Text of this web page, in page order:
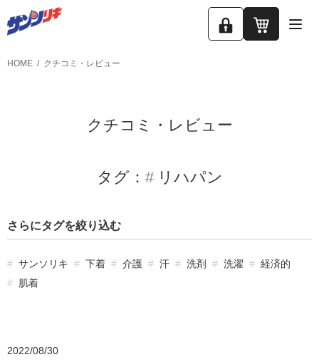
ロ
カ
HOME クチコミ・レビュー
クチコミ・レビュー
タグ： リハパン
さらにタグを絞り込む
サンソリキ 下着 介護 汗 洗剤 洗濯
経済的
肌着
2022/08/30